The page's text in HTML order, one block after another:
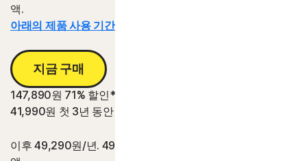
액.
아래의 제품 사용 기간 정보를 참조하십시오.*
지금 구매
147,890원 71% 할인*
41,990원 첫 3년 동안
이후 49,290원/년. 49,290원/년의 3년 갱신 가격 대비 절감